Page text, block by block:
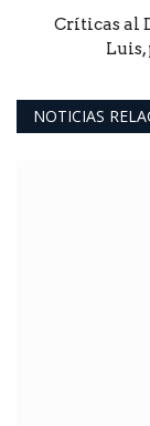
Críticas al
Luis,
NOTICIAS